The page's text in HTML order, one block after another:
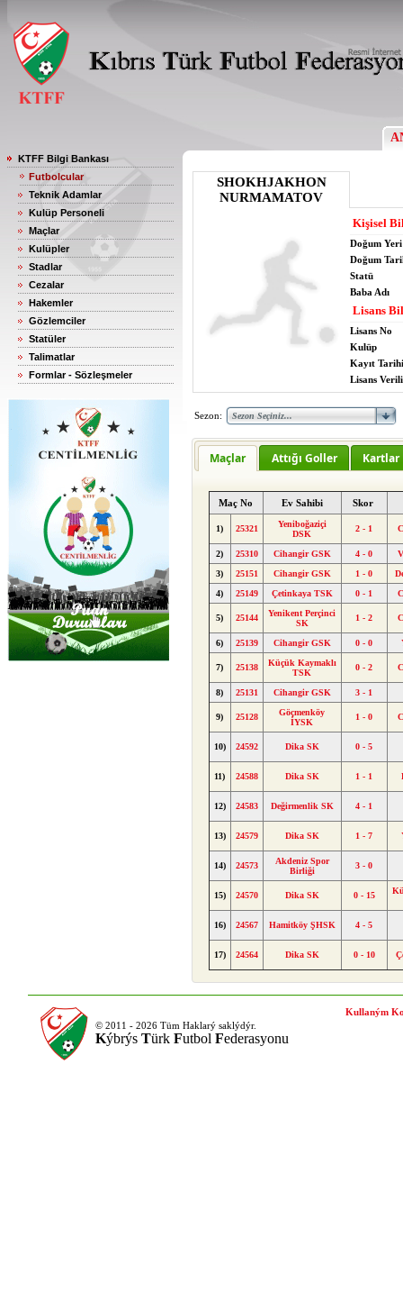
KTFF Bilgi Bankası
Futbolcular
Teknik Adamlar
Kulüp Personeli
Maçlar
Kulüpler
Stadlar
Cezalar
Hakemler
Gözlemciler
Statüler
Talimatlar
Formlar - Sözleşmeler
SHOKHJAKHON
NURMAMATOV
Kişisel
Doğum Yeri
Doğum
Statü
Baba Adı
Lisans
Lisans No
Kulüp
Kayıt Tarihi
Lisans
Sezon:
Maçlar Attığı Goller Kartlar
Maç No Ev Sahibi Skor
1) 25321
Yeniboğaziçi
DSK
2 - 1
2) 25310 Cihangir GSK 4 - 0
3)
25151 Cihangir GSK 1 - 0
4)
25149 Çetinkaya TSK 0 - 1
5) 25144
Yenikent Perçinci
SK
1 - 2
6) 25139 Cihangir GSK 0 - 0
7) 25138
Küçük Kaymaklı
TSK
0 - 2
8) 25131 Cihangir GSK 3 - 1
9) 25128
Göçmenköy
İYSK
1 - 0
10) 24592 Dika SK 0 - 5
11) 24588 Dika SK 1 - 1
12) 24583 Değirmenlik SK 4 - 1
13) 24579 Dika SK 1 - 7
14) 24573
Akdeniz Spor
Birliği
3 - 0
15) 24570 Dika SK 0 - 15
16) 24567 Hamitköy ŞHSK 4 - 5
17) 24564 Dika SK 0 - 10
© 2011 - 2026 Tüm Haklarý saklýdýr.
Kýbrýs Türk Futbol Federasyonu
Kullaným